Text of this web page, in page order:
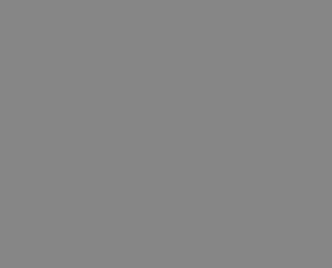
for Youtube-